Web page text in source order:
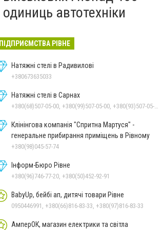
одиниць автотехніки
ПІДПРИЄМСТВА РІВНЕ
Натяжні стелі в Радивилові
+380673635033
Натяжні стелі в Сарнах
+380(68)507-05-00, +380(99)507-05-00, +380(93)507-05-00
Клінінгова компанія "Спритна Мартуся" -
генеральне прибирання приміщень в Рівному
+380(98)045-57-74
Інформ-Бюро Рівне
+380(96)746-77-20, +380(50)452-92-91
BabyUp, бейбі ап, дитячі товари Рівне
0950446991, +380(66)816-83-33, +380(97)816-83-33
АмперОК, магазин електрики та світла